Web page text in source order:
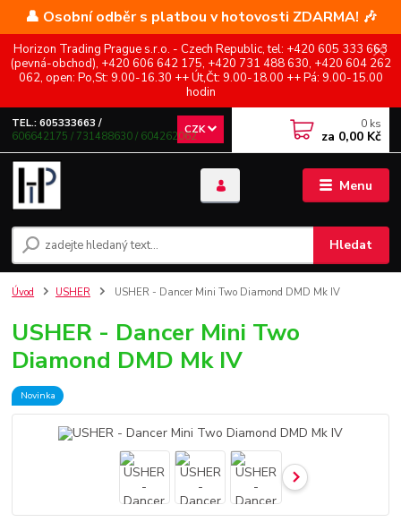
👤 Osobní odběr s platbou v hotovosti ZDARMA! 🎶
Horizon Trading Prague s.r.o. - Czech Republic, tel: +420 605 333 663
(pevná-obchod), +420 606 642 175, +420 731 488 630, +420 604 262
062, open: Po,St: 9.00-16.30 ++ Út,Čt: 9.00-18.00 ++ Pá: 9.00-15.00
hodin
Menu
CZK
Hledat
TEL.: 605333663 /
606642175 / 731488630 / 604262062
0 ks
za 0,00 Kč
Úvod USHER USHER - Dancer Mini Two Diamond DMD Mk IV
USHER - Dancer Mini Two
Diamond DMD Mk IV
Novinka